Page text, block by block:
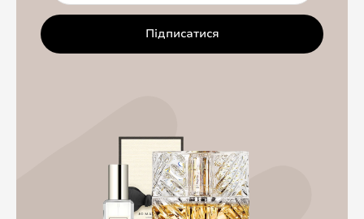
Підписатися